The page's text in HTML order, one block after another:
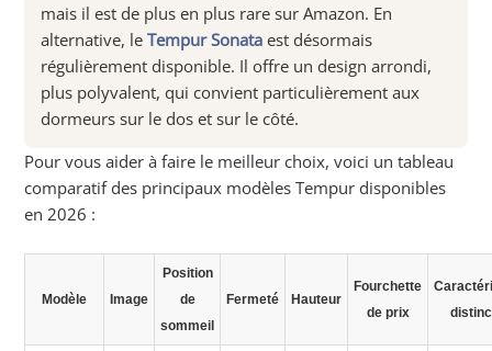
mais il est de plus en plus rare sur Amazon. En
alternative, leTempur Sonata est désormais
régulièrement disponible. Il offre un design arrondi,
plus polyvalent, qui convient particulièrement aux
dormeurs sur le dos et sur le côté.
Pour vous aider à faire le meilleur choix, voici un tableau
comparatif des principaux modèles Tempur disponibles
en 2026 :
Modèle Image
Position
de
sommeil
Fermeté Hauteur
Fourchette
de prix